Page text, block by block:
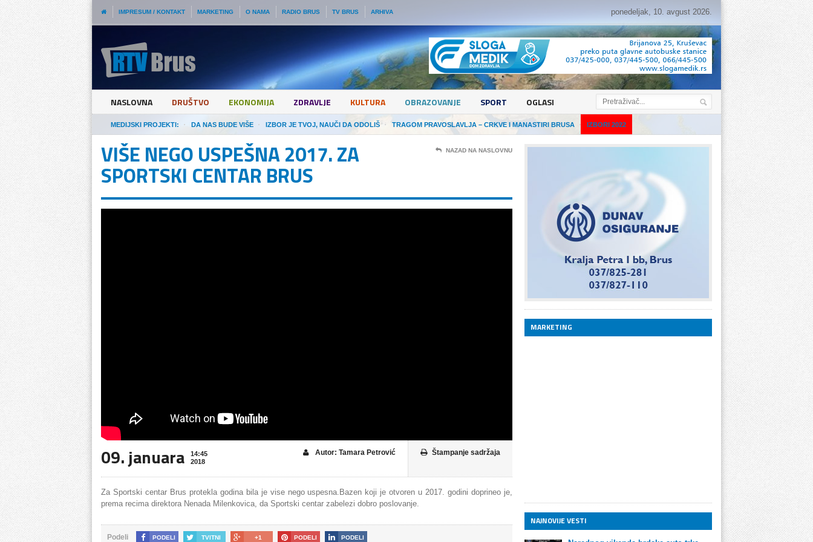
IMPRESUM / KONTAKT MARKETING O NAMA RADIO BRUS TV BRUS ARHIVA ponedeljak, 10. avgust 2026.
NASLOVNA DRUŠTVO EKONOMIJA ZDRAVLJE KULTURA OBRAZOVANJE SPORT OGLASI
MEDIJSKI PROJEKTI: DA NAS BUDE VIŠE IZBOR JE TVOJ, NAUČI DA ODOLIŠ TRAGOM PRAVOSLAVLJA – CRKVE I MANASTIRI BRUSA IZBORI 2022
VIŠE NEGO USPEŠNA 2017. ZA
SPORTSKI CENTAR BRUS
NAZAD NA NASLOVNU
09. januara
14:45
2018
Štampanje sadržaja
Autor: Tamara Petrović
Za Sportski centar Brus protekla godina bila je vise nego uspesna.Bazen koji je otvoren u 2017. godini doprineo je,
prema recima direktora Nenada Milenkovica, da Sportski centar zabelezi dobro poslovanje.
Podeli PODELI TVITNI +1 PODELI PODELI
MARKETING
NAJNOVIJE VESTI